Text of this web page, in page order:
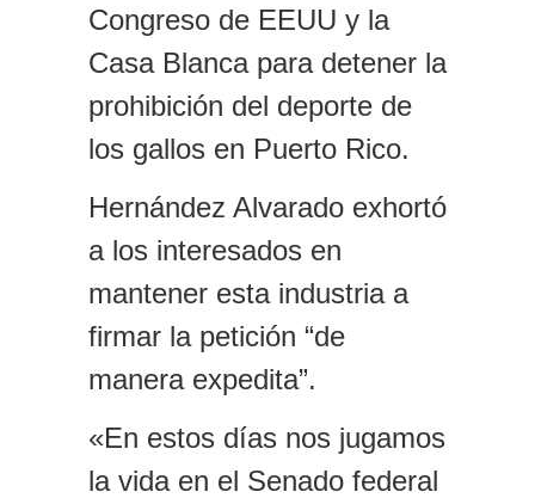
Congreso de EEUU y la
Casa Blanca para detener la
prohibición del deporte de
los gallos en Puerto Rico.
Hernández Alvarado exhortó
a los interesados en
mantener esta industria a
firmar la petición “de
manera expedita”.
«En estos días nos jugamos
la vida en el Senado federal